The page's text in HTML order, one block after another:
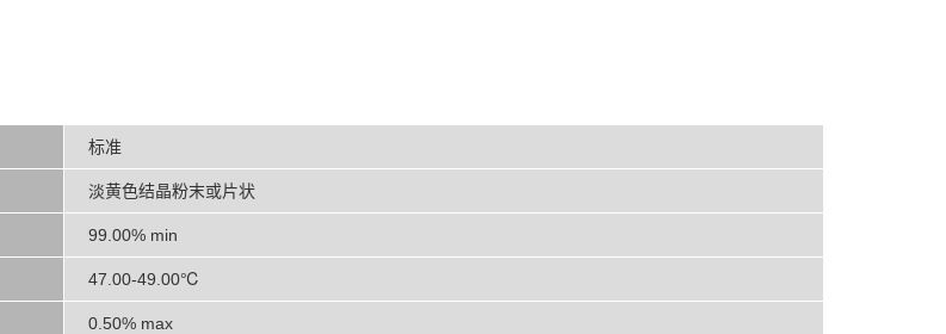
标准
淡黄色结晶粉末或片状
99.00% min
47.00-49.00℃
0.50% max